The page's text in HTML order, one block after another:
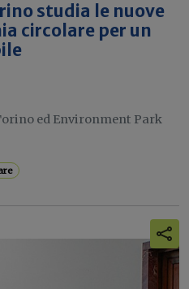
studia le nuove
circolare per un
ed Environment Park